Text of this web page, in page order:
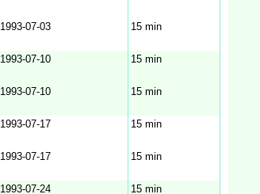
1993‑07‑03 15 min
1993‑07‑10 15 min
1993‑07‑10 15 min
1993‑07‑17 15 min
1993‑07‑17 15 min
1993‑07‑24 15 min